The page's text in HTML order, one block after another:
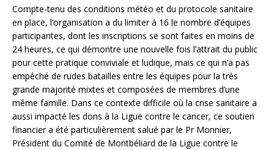
Compte-tenu des conditions météo et du protocole sanitaire
en place, l’organisation a du limiter à 16 le nombre d’équipes
participantes, dont les inscriptions se sont faites en moins de
24 heures, ce qui démontre une nouvelle fois l’attrait du public
pour cette pratique conviviale et ludique, mais ce qui n’a pas
empêché de rudes batailles entre les équipes pour la très
grande majorité mixtes et composées de membres d’une
même famille. Dans ce contexte difficile où la crise sanitaire a
aussi impacté les dons à la Ligue contre le cancer, ce soutien
financier a été particulièrement salué par le Pr Monnier,
Président du Comité de Montbéliard de la Ligue contre le